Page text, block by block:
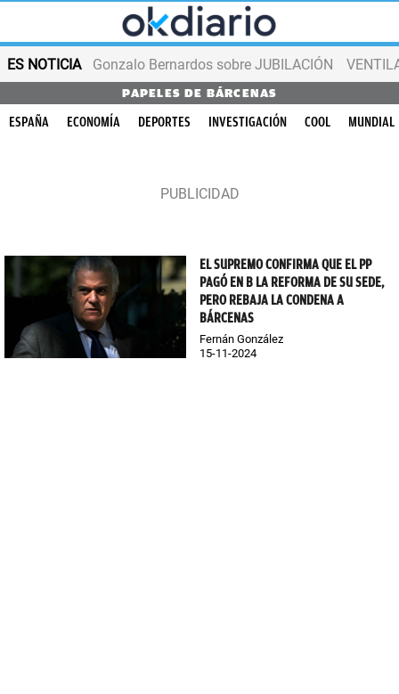
ES NOTICIA Gonzalo Bernardos sobre JUBILACIÓN
PAPELES DE BÁRCENAS
ESPAÑA ECONOMÍA DEPORTES INVESTIGACIÓN COOL MUNDIAL
EL SUPREMO CONFIRMA QUE EL PP
PAGÓ EN B LA REFORMA DE SU SEDE,
PERO REBAJA LA CONDENA A
BÁRCENAS
Fernán González
15-11-2024